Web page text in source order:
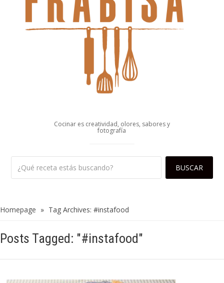
Cocinar es creatividad, olores, sabores y
fotografía
Homepage » Tag Archives: #instafood
Posts Tagged: "#instafood"